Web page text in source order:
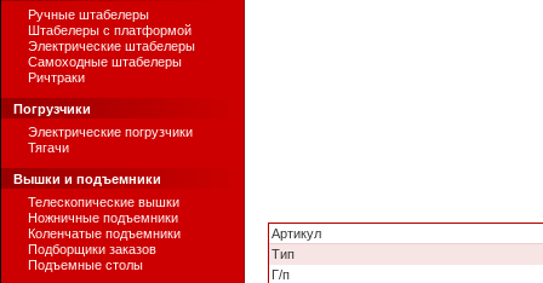
Ручные штабелеры
Штабелеры с платформой
Электрические штабелеры
Самоходные штабелеры
Ричтраки
Погрузчики
Электрические погрузчики
Тягачи
Вышки и подъемники
Телескопические вышки
Ножничные подъемники
Коленчатые подъемники
Подборщики заказов
Подъемные столы
Артикул
Тип
Г/п